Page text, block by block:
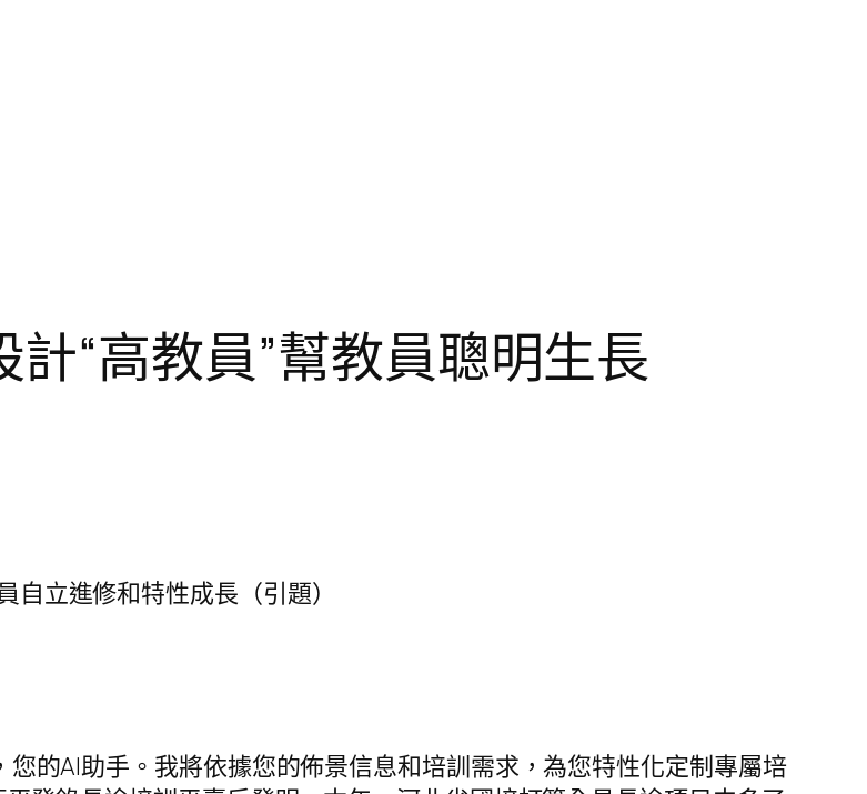
“高教員”幫教員聰明生長
自立進修和特性成長（引題）
的AI助手。我將依據您的佈景信息和培訓需求，為您特性化定制專屬培